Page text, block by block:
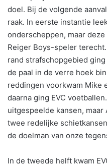
doel. Bij de volgende
raak. In eerste instantie
onderscheppen, maar
Reiger Boys-speler
rand strafschopgebied
de paal in de verre hoek
reddingen voorkwam Mike
daarna ging EVC
uitgespeelde kansen, maar
twee redelijke
de doelman van onze
In de tweede helft kwam